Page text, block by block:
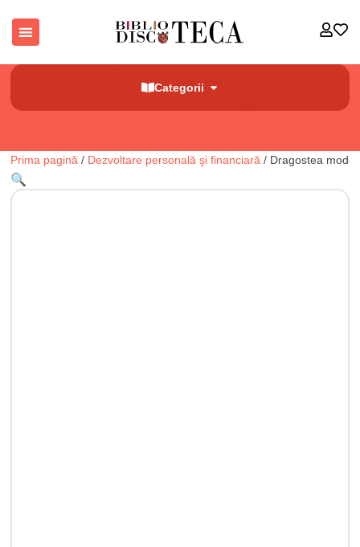
Categorii
Prima pagină / Dezvoltare personală şi financiară / Dragostea
🔍